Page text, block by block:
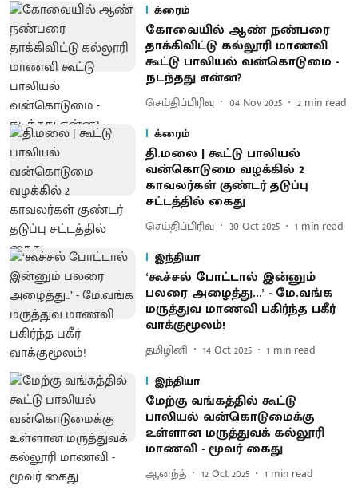
க்ரைம்
கோவையில் ஆண் நண்பரை
தாக்கிவிட்டு கல்லூரி மாணவி
கூட்டு பாலியல் வன்கொடுமை -
நடந்தது என்ன?
செய்திப்பிரிவு 04 Nov 2025 2 min read
க்ரைம்
தி.மலை | கூட்டு பாலியல்
வன்கொடுமை வழக்கில் 2
காவலர்கள் குண்டர் தடுப்பு
சட்டத்தில் கைது
செய்திப்பிரிவு 30 Oct 2025 1 min read
இந்தியா
‘கூச்சல் போட்டால் இன்னும்
பலரை அழைத்து...’ - மே.வங்க
மருத்துவ மாணவி பகிர்ந்த பகீர்
வாக்குமூலம்!
தமிழினி 14 Oct 2025 1 min read
இந்தியா
மேற்கு வங்கத்தில் கூட்டு
பாலியல் வன்கொடுமைக்கு
உள்ளான மருத்துவக் கல்லூரி
மாணவி - மூவர் கைது
ஆனந்த் 12 Oct 2025 1 min read